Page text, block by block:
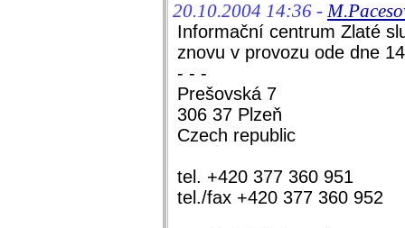
20.10.2004 14:36 -
Informační centrum Zlaté
znovu v provozu ode dne
- - -
Prešovská 7
306 37 Plzeň
Czech republic
tel. +420 377 360 951
tel./fax +420 377 360 952